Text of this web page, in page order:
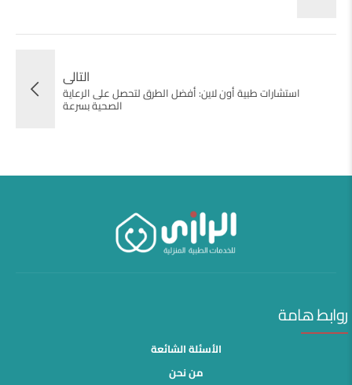
التالى
استشارات طبية أون لاين: أفضل الطرق لتحصل على الرعاية
الصحية بسرعة
روابط هامة
الأسئلة الشائعة
من نحن